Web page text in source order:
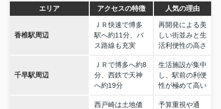
エリア アクセスの特徴 人気の理由
香椎駅周辺
ＪＲ快速で博多
駅へ約11分、バ
ス路線も充実
再開発による美
しい街並みと生
活利便性の高さ
千早駅周辺
ＪＲで博多へ約8
分、西鉄で天神
へ約19分
生活施設が集中
し、駅前の利便
性が極めて高い
西戸崎は土地価
予算重視や通